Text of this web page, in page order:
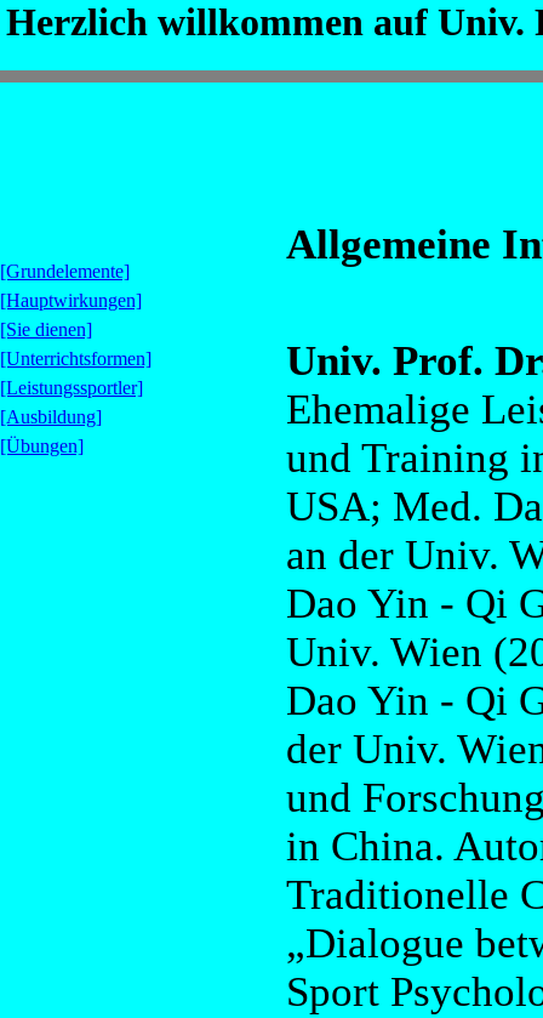
Herzlich willkommen auf Univ.
[Grundelemente]
[Hauptwirkungen]
[Sie dienen]
[Unterrichtsformen]
[Leistungssportler]
[Ausbildung]
[Übungen]
Allgemeine
Univ. Prof.
Ehemalige
und Training
USA; Med.
an der Univ.
Dao Yin - Qi
Univ. Wien
Dao Yin - Qi
der Univ.
und
in China.
Traditionelle
„Dialogue
Sport